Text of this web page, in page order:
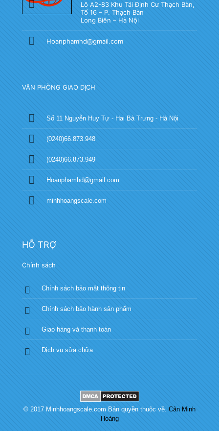
Lô A2-83 Khu Tái Định Cư Thạch Bàn,
Tổ 16 – P. Thạch Bàn
Long Biên – Hà Nội
Hoanphamhd@gmail.com
VĂN PHÒNG GIAO DỊCH
Số 11 Nguyễn Huy Tự - Hai Bà Trưng - Hà Nội
(0240)66.873.948
(0240)66.873.949
Hoanphamhd@gmail.com
minhhoangscale.com
HỖ TRỢ
Chính sách
Chính sách bảo mật thông tin
Chính sách bảo hành sản phẩm
Giao hàng và thanh toán
Dịch vụ sửa chữa
© 2017 Minhhoangscale.com Bản quyền thuộc về. Cân Minh
Hoàng